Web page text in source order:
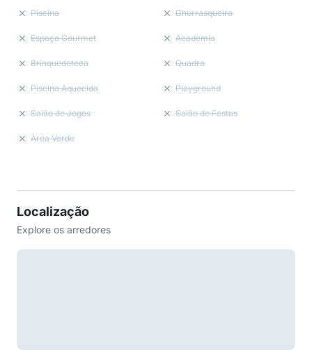
Piscina Churrasqueira
Espaço Gourmet Academia
Brinquedoteca Quadra
Piscina Aquecida Playground
Salão de Jogos Salão de Festas
Área Verde
Localização
Explore os arredores